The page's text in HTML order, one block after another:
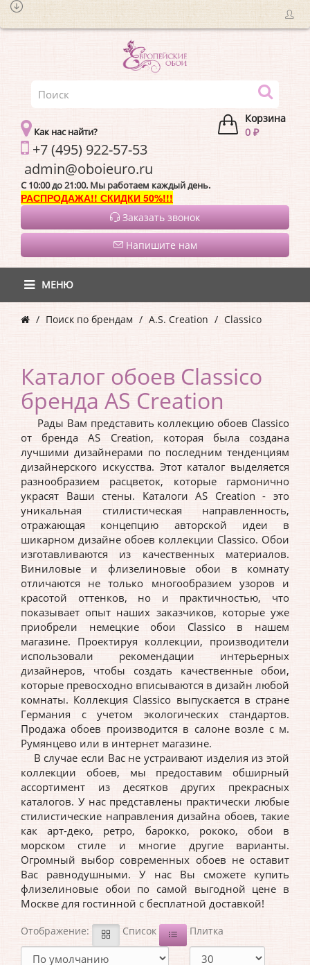
Корзина
0 ₽
Как нас найти?
+7 (495) 922-57-53
C 10:00 до 21:00. Мы работаем каждый день.
РАСПРОДАЖА!! СКИДКИ 50%!!!
Заказать звонок
Напишите нам
МЕНЮ
Поиск по брендам A.S. Creation Classico
Каталог обоев Classico
бренда AS Creation
Рады Вам представить коллекцию обоев Classico
от бренда AS Creation, которая была создана
лучшими дизайнерами по последним тенденциям
дизайнерского искусства. Этот каталог выделяется
разнообразием расцветок, которые гармонично
украсят Ваши стены. Каталоги AS Creation - это
уникальная стилистическая направленность,
отражающая концепцию авторской идеи в
шикарном дизайне обоев коллекции Classico. Обои
изготавливаются из качественных материалов.
Виниловые и флизелиновые обои в комнату
отличаются не только многообразием узоров и
красотой оттенков, но и практичностью, что
показывает опыт наших заказчиков, которые уже
приобрели немецкиеобои Classico в нашем
магазине. Проектируя коллекции, производители
использовали рекомендации интерьерных
дизайнеров, чтобы создать качественные обои,
которые превосходно вписываются в дизайн любой
комнаты. Коллекция Classico выпускается в стране
Германия с учетом экологических стандартов.
Продажа обоев производится в салоне возле с м.
Румянцево или в интернет магазине.
В случае если Вас не устраивают изделия из этой
коллекции обоев, мы предоставим обширный
ассортимент из десятков других прекрасных
каталогов. У нас представлены практически любые
стилистические направления дизайна обоев, такие
как арт-деко, ретро, барокко, рококо, обои в
морском стиле и многие другие варианты.
Огромный выбор современных обоев не оставит
Вас равнодушными. У нас Вы сможете купить
флизелиновые обои по самой выгодной цене в
Москве для гостинной с бесплатной доставкой!
Отображение: Список Плитка